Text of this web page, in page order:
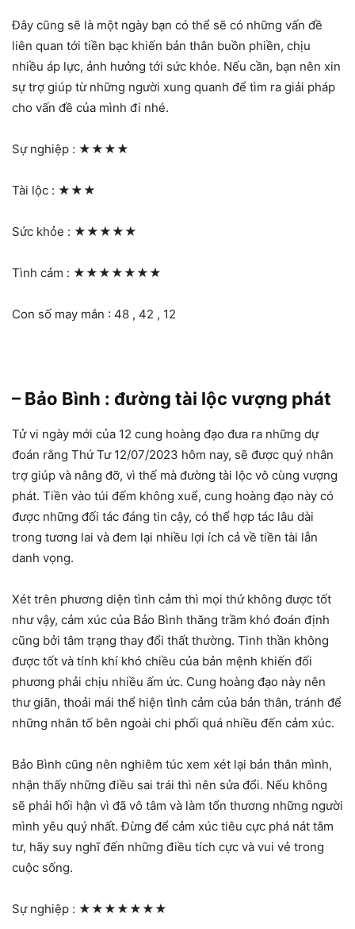
Đây cũng sẽ là một ngày bạn có thể sẽ có những vấn đề
liên quan tới tiền bạc khiến bản thân buồn phiền, chịu
nhiều áp lực, ảnh hưởng tới sức khỏe. Nếu cần, bạn nên xin
sự trợ giúp từ những người xung quanh để tìm ra giải pháp
cho vấn đề của mình đi nhé.
Sự nghiệp : ★★★★
Tài lộc : ★★★
Sức khỏe : ★★★★★
Tình cảm : ★★★★★★★
Con số may mắn : 48 , 42 , 12
– Bảo Bình : đường tài lộc vượng phát
Tử vi ngày mới của 12 cung hoàng đạo đưa ra những dự
đoán rằng Thứ Tư 12/07/2023 hôm nay, sẽ được quý nhân
trợ giúp và nâng đỡ, vì thế mà đường tài lộc vô cùng vượng
phát. Tiền vào túi đếm không xuể, cung hoàng đạo này có
được những đối tác đáng tin cậy, có thể hợp tác lâu dài
trong tương lai và đem lại nhiều lợi ích cả về tiền tài lẫn
danh vọng.
Xét trên phương diện tình cảm thì mọi thứ không được tốt
như vậy, cảm xúc của Bảo Bình thăng trầm khó đoán định
cũng bởi tâm trạng thay đổi thất thường. Tinh thần không
được tốt và tính khí khó chiều của bản mệnh khiến đối
phương phải chịu nhiều ấm ức. Cung hoàng đạo này nên
thư giãn, thoải mái thể hiện tình cảm của bản thân, tránh để
những nhân tố bên ngoài chi phối quá nhiều đến cảm xúc.
Bảo Bình cũng nên nghiêm túc xem xét lại bản thân mình,
nhận thấy những điều sai trái thì nên sửa đổi. Nếu không
sẽ phải hối hận vì đã vô tâm và làm tổn thương những người
mình yêu quý nhất. Đừng để cảm xúc tiêu cực phá nát tâm
tư, hãy suy nghĩ đến những điều tích cực và vui vẻ trong
cuộc sống.
Sự nghiệp : ★★★★★★★